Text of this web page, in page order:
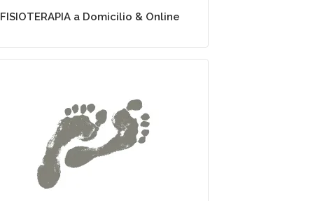
FISIOTERAPIA a Domicilio & Online
Podologia a Domicilio